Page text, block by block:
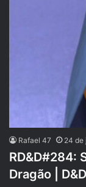
Rafael 47 24 de
RD&D#284:
Dragão |